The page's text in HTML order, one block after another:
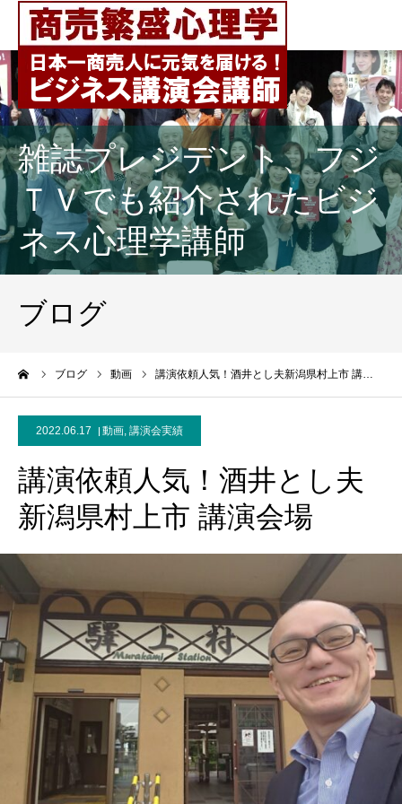
雑誌プレジデント、フジ
ＴＶでも紹介されたビジ
ネス心理学講師
ブログ
ブログ 動画 講演依頼人気！酒井とし夫新潟県村上市 講…
2022.06.17 動画, 講演会実績
講演依頼人気！酒井とし夫
新潟県村上市 講演会場